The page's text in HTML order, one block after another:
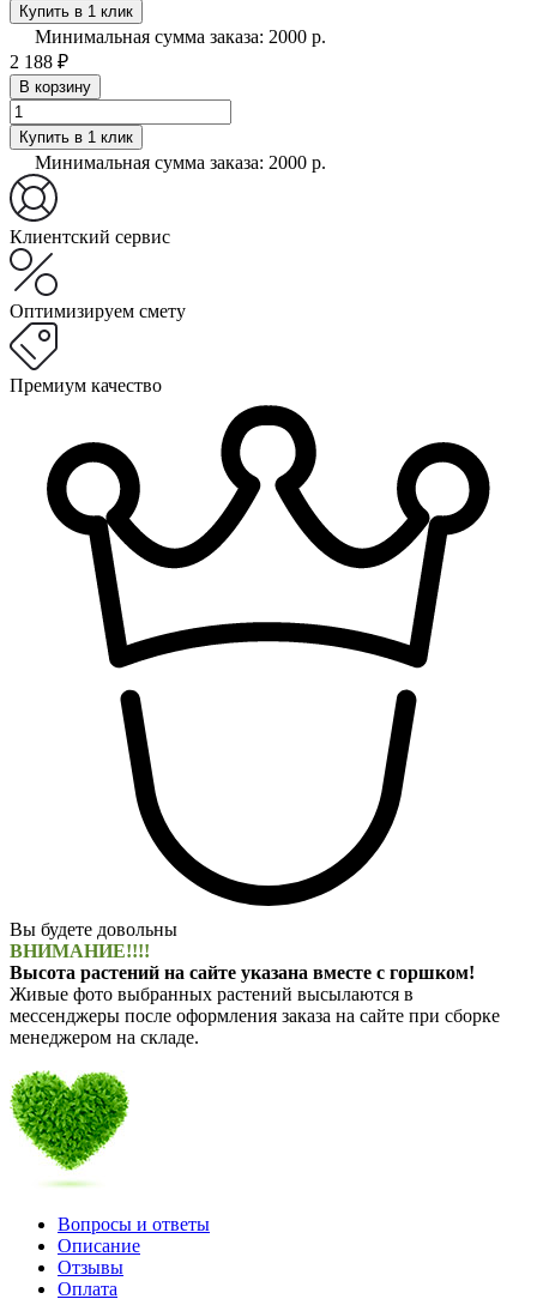
Купить в 1 клик
Минимальная сумма заказа: 2000 р.
2 188 ₽
В корзину
Купить в 1 клик
Минимальная сумма заказа: 2000 р.
Клиентский сервис
Оптимизируем смету
Премиум качество
Вы будете довольны
ВНИМАНИЕ!!!!
Высота растений на сайте указана вместе с горшком!
Живые фото выбранных растений высылаются в
мессенджеры после оформления заказа на сайте при сборке
менеджером на складе.
Вопросы и ответы
Описание
Отзывы
Оплата